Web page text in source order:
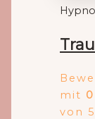
mit 0
von 5